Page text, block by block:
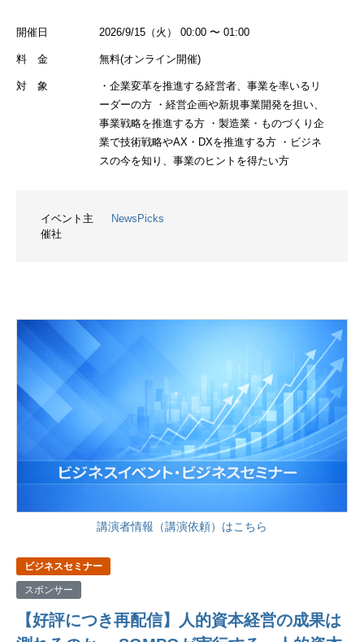
開催日 2026/9/15（火） 00:00 〜 01:00
料 金 無料(オンライン開催)
対 象
・企業変革を推進する経営者、事業を率いるリ
ーダーの方 ・経営企画や新規事業開発を担い、
事業戦略を推進する方 ・製造業・ものづくり企
業で技術戦略やAX・DXを推進する方 ・ビジネ
スの今を知り、事業のヒントを得たい方
イベント主
催社
NewsPicks
講演者情報（講演依頼）はこちら
ビジネスセミナー
スポンサー
【好評につき再配信】人的資本経営の成果は